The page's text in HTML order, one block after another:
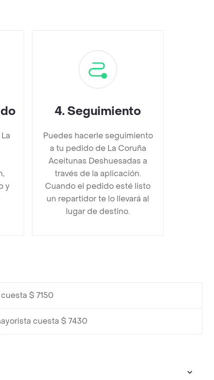
y
4. Seguimiento
Puedes hacerle seguimiento
a tu pedido de La Coruña
Aceitunas Deshuesadas a
través de la aplicación.
Cuando el pedido esté listo
un repartidor te lo llevará al
lugar de destino.
$ 7150
cuesta $ 7430